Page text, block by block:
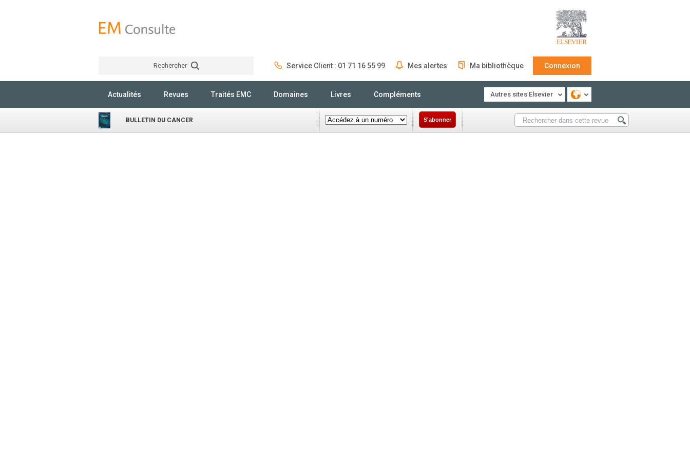
Rechercher Service Client : 01 71 16 55 99 Mes alertes Ma bibliothèque Connexion
Actualités Revues Traités EMC Domaines Livres Compléments Autres sites Elsevier
BULLETIN DU CANCER S'abonner